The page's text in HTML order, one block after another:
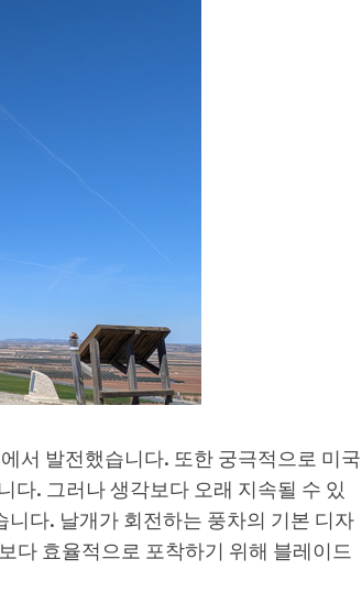
서 발전했습니다. 또한 궁극적으로 미국
다. 그러나 생각보다 오래 지속될 수 있
다. 날개가 회전하는 풍차의 기본 디자
다 효율적으로 포착하기 위해 블레이드